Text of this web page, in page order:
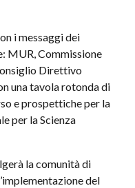
i messaggi dei
MUR, Commissione
Direttivo
una tavola rotonda di
e prospettiche per la
per la Scienza
la comunità di
del